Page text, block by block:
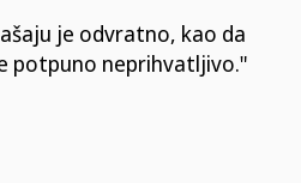
je odvratno, kao da
potpuno neprihvatljivo."